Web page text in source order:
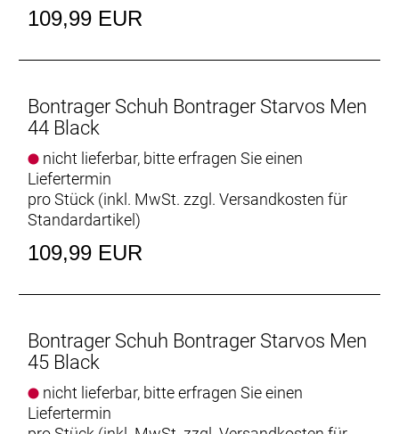
109,99 EUR
Bontrager Schuh Bontrager Starvos Men
44 Black
nicht lieferbar, bitte erfragen Sie einen
Liefertermin
pro Stück (inkl. MwSt. zzgl. Versandkosten für
Standardartikel)
109,99 EUR
Bontrager Schuh Bontrager Starvos Men
45 Black
nicht lieferbar, bitte erfragen Sie einen
Liefertermin